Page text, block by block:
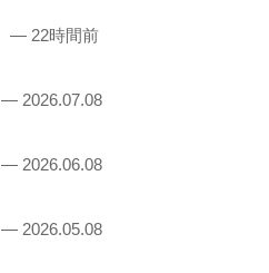
— 22時間前
— 2026.07.08
— 2026.06.08
— 2026.05.08